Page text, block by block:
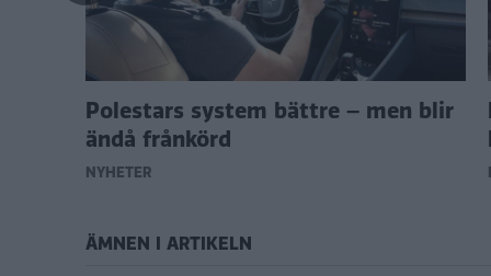
Polestars system bättre – men blir
ändå frånkörd
NYHETER
ÄMNEN I ARTIKELN